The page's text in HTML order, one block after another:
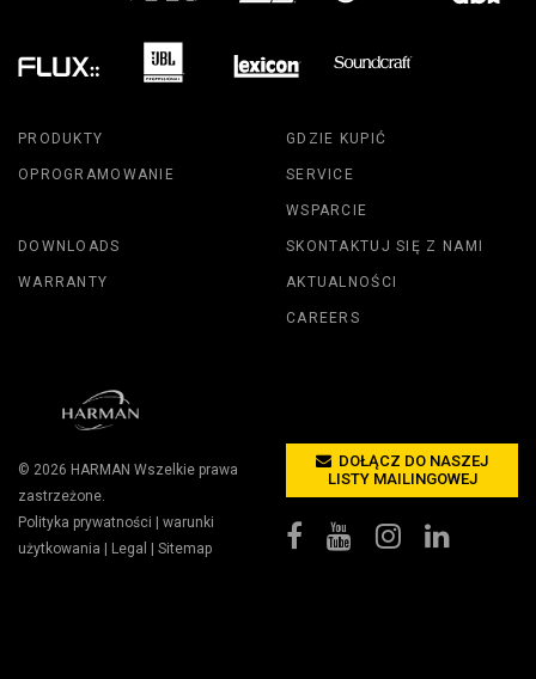
PRODUKTY
OPROGRAMOWANIE
GDZIE KUPIĆ
SERVICE
WSPARCIE
DOWNLOADS
WARRANTY
SKONTAKTUJ SIĘ Z NAMI
AKTUALNOŚCI
CAREERS
© 2026 HARMAN Wszelkie prawa
zastrzeżone.
Polityka prywatności | warunki
użytkowania | Legal | Sitemap
DOŁĄCZ DO NASZEJ
LISTY MAILINGOWEJ